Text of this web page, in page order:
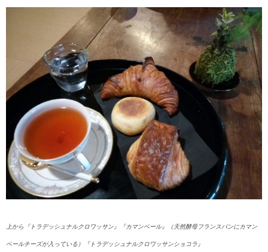
上から『トラデッシュナルクロワッサン』『カマンベール』（天然酵母フランスパンにカマン
ベールチーズが入っている）『トラデッシュナルクロワッサンショコラ』